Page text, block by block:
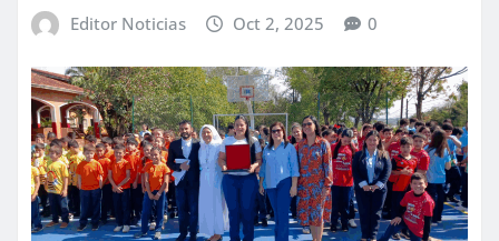
Editor Noticias Oct 2, 2025 0